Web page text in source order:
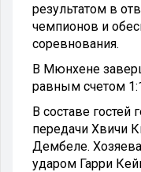
результатом в
чемпионов и
соревнования.
В Мюнхене
равным счетом
В составе гостей
передачи Хвичи
Дембеле.
ударом Гарри